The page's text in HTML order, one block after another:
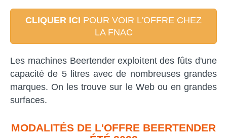
CLIQUER ICI POUR VOIR L'OFFRE CHEZ
LA FNAC
Les machines Beertender exploitent des fûts d'une
capacité de 5 litres avec de nombreuses grandes
marques. On les trouve sur le Web ou en grandes
surfaces.
MODALITÉS DE L'OFFRE BEERTENDER